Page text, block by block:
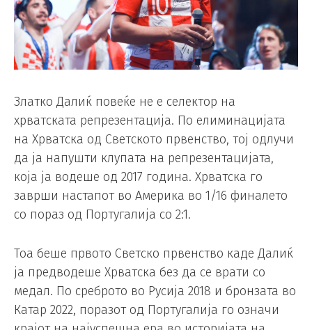
Златко Далиќ повеќе не е селектор на
хрватската репрезентација. По елиминацијата
на Хрватска од Светското првенство, тој одлучи
да ја напушти клупата на репрезентацијата,
која ја водеше од 2017 година. Хрватска го
заврши настапот во Америка во 1/16 финалето
со пораз од Португалија со 2:1.
Тоа беше првото Светско првенство каде Далиќ
ја предводеше Хрватска без да се врати со
медал. По среброто во Русија 2018 и бронзата во
Катар 2022, поразот од Португалија го означи